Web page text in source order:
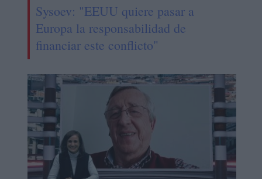
Sysoev: "EEUU quiere pasar a
Europa la responsabilidad de
financiar este conflicto"